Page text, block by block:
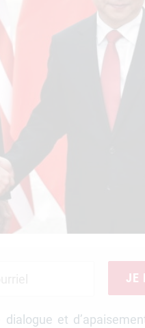
JE
et